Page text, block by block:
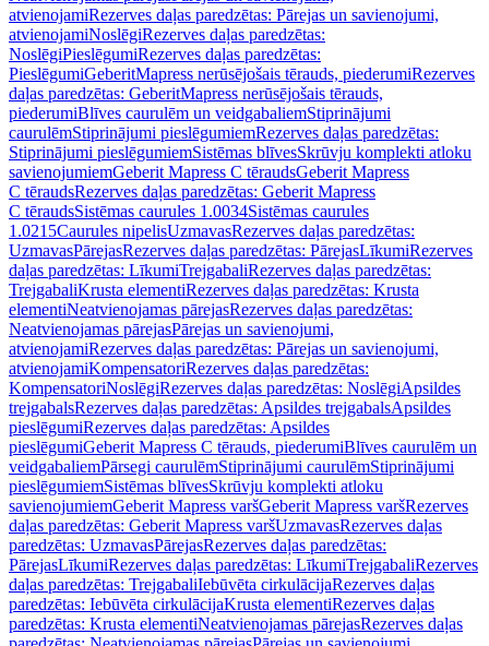
atvienojamiRezerves daļas paredzētas: Pārejas un savienojumi,
atvienojamiNoslēgiRezerves daļas paredzētas:
NoslēgiPieslēgumiRezerves daļas paredzētas:
PieslēgumiGeberitMapress nerūsējošais tērauds, piederumiRezerves
daļas paredzētas: GeberitMapress nerūsējošais tērauds,
piederumiBlīves caurulēm un veidgabaliemStiprinājumi
caurulēmStiprinājumi pieslēgumiemRezerves daļas paredzētas:
Stiprinājumi pieslēgumiemSistēmas blīvesSkrūvju komplekti atloku
savienojumiemGeberit Mapress C tēraudsGeberit Mapress
C tēraudsRezerves daļas paredzētas: Geberit Mapress
C tēraudsSistēmas caurules 1.0034Sistēmas caurules
1.0215Caurules nipelisUzmavasRezerves daļas paredzētas:
UzmavasPārejasRezerves daļas paredzētas: PārejasLīkumiRezerves
daļas paredzētas: LīkumiTrejgabaliRezerves daļas paredzētas:
TrejgabaliKrusta elementiRezerves daļas paredzētas: Krusta
elementiNeatvienojamas pārejasRezerves daļas paredzētas:
Neatvienojamas pārejasPārejas un savienojumi,
atvienojamiRezerves daļas paredzētas: Pārejas un savienojumi,
atvienojamiKompensatoriRezerves daļas paredzētas:
KompensatoriNoslēgiRezerves daļas paredzētas: NoslēgiApsildes
trejgabalsRezerves daļas paredzētas: Apsildes trejgabalsApsildes
pieslēgumiRezerves daļas paredzētas: Apsildes
pieslēgumiGeberit Mapress C tērauds, piederumiBlīves caurulēm un
veidgabaliemPārsegi caurulēmStiprinājumi caurulēmStiprinājumi
pieslēgumiemSistēmas blīvesSkrūvju komplekti atloku
savienojumiemGeberit Mapress varšGeberit Mapress varšRezerves
daļas paredzētas: Geberit Mapress varšUzmavasRezerves daļas
paredzētas: UzmavasPārejasRezerves daļas paredzētas:
PārejasLīkumiRezerves daļas paredzētas: LīkumiTrejgabaliRezerves
daļas paredzētas: TrejgabaliIebūvēta cirkulācijaRezerves daļas
paredzētas: Iebūvēta cirkulācijaKrusta elementiRezerves daļas
paredzētas: Krusta elementiNeatvienojamas pārejasRezerves daļas